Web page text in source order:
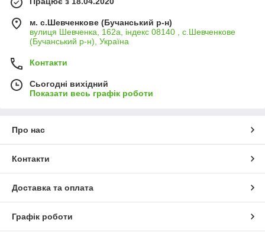
м. с.Шевченкове (Бучанський р-н)
вулиця Шевченка, 162а, індекс 08140 , с.Шевченкове
(Бучанський р-н), Україна
Контакти
Сьогодні вихідний
Показати весь графік роботи
Про нас
Контакти
Доставка та оплата
Графік роботи